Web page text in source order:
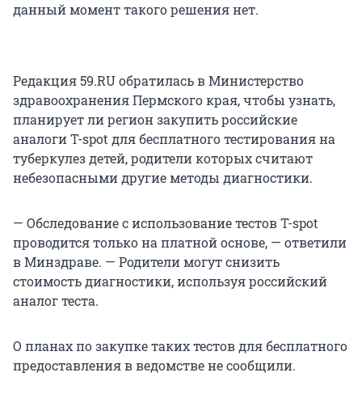
данный момент такого решения нет.
Редакция 59.RU обратилась в Министерство
здравоохранения Пермского края, чтобы узнать,
планирует ли регион закупить российские
аналоги T-spot для бесплатного тестирования на
туберкулез детей, родители которых считают
небезопасными другие методы диагностики.
— Обследование с использование тестов T-spot
проводится только на платной основе, — ответили
в Минздраве. — Родители могут снизить
стоимость диагностики, используя российский
аналог теста.
О планах по закупке таких тестов для бесплатного
предоставления в ведомстве не сообщили.